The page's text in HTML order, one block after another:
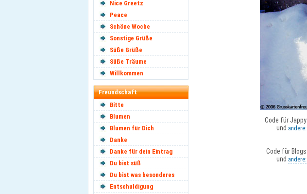
Nice Greetz
Peace
Schöne Woche
Sonstige Grüße
Süße Grüße
Süße Träume
Willkommen
Freundschaft
Bitte
Blumen
Blumen für Dich
Danke
Danke für dein Eintrag
Du bist süß
Du bist was besonderes
Entschuldigung
Code für Jappy
und andere:
Code für Blogs
und andere: